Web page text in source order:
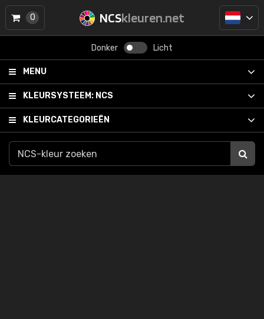
NCSkleuren.net
Donker Licht
MENU
KLEURSYSTEEM: NCS
KLEURCATEGORIEËN
0